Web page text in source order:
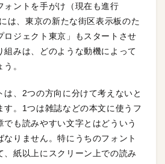
ォントを手がけ（現在も進行
は、東京の新たな街区表示板のた
ロジェクト東京」もスタートさせ
組みは、どのような動機によって
。
は、2つの方向に分けて考えないと
す。1つは雑誌などの本文に使うフ
でも読みやすい文字とはどういう
なりません。特にうちのフォント
、紙以上にスクリーン上での読み